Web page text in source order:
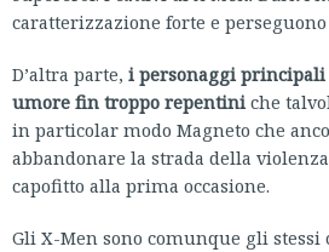
caratterizzazione forte e
D’altra parte, i personaggi
umore fin troppo repentini che
in particolar modo Magneto che
abbandonare la strada della
capofitto alla prima occasione.
Gli X-Men sono comunque gli stessi